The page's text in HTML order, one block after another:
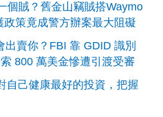
個賊？舊金山竊賊搭Waymo
政策竟成警方辦案最大阻礙
出賣你？FBI 靠 GDID 識別
800 萬美金慘遭引渡受審
自己健康最好的投資，把握